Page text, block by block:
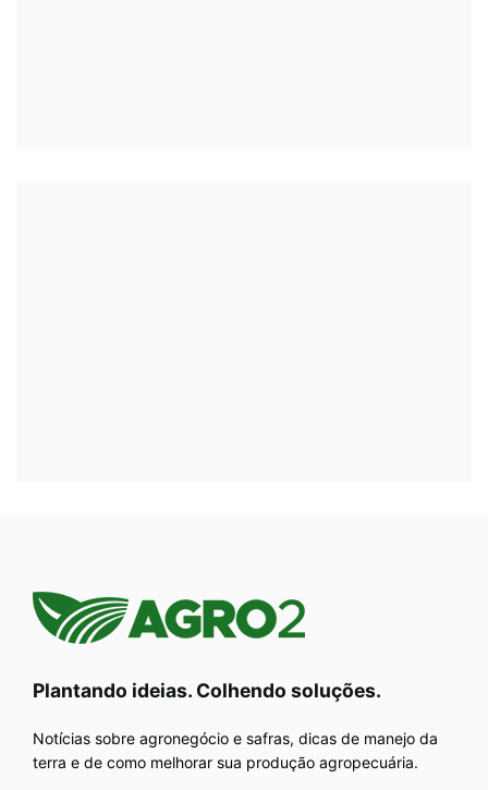
Plantando ideias. Colhendo soluções.
Notícias sobre agronegócio e safras, dicas de manejo da
terra e de como melhorar sua produção agropecuária.